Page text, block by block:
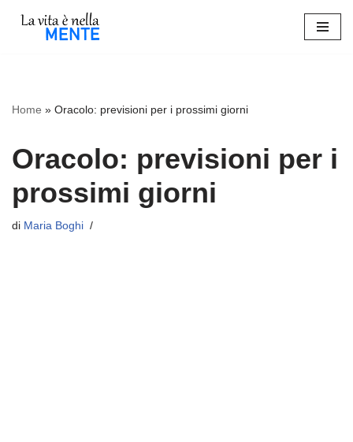
Home » Oracolo: previsioni per i prossimi giorni
Oracolo: previsioni per i
prossimi giorni
di Maria Boghi